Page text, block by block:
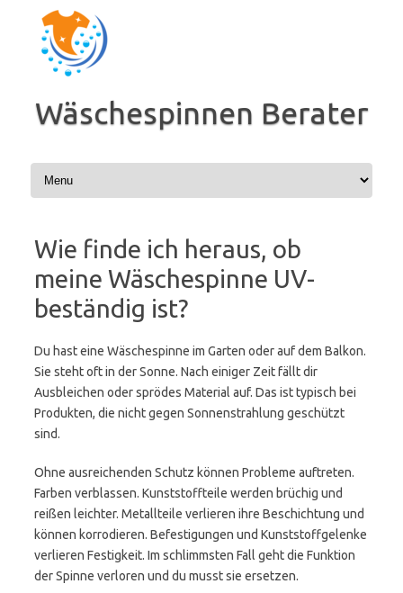
Inhalt
springen
Wäschespinnen Berater
Wie finde ich heraus, ob
meine Wäschespinne UV-
beständig ist?
Du hast eine Wäschespinne im Garten oder auf dem Balkon.
Sie steht oft in der Sonne. Nach einiger Zeit fällt dir
Ausbleichen oder sprödes Material auf. Das ist typisch bei
Produkten, die nicht gegen Sonnenstrahlung geschützt
sind.
Ohne ausreichenden Schutz können Probleme auftreten.
Farben verblassen. Kunststoffteile werden brüchig und
reißen leichter. Metallteile verlieren ihre Beschichtung und
können korrodieren. Befestigungen und Kunststoffgelenke
verlieren Festigkeit. Im schlimmsten Fall geht die Funktion
der Spinne verloren und du musst sie ersetzen.